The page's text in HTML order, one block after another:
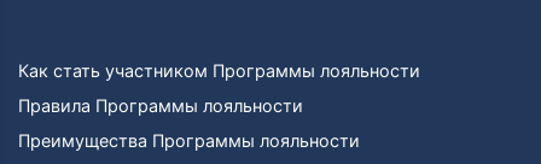
Как стать участником Программы лояльности
Правила Программы лояльности
Преимущества Программы лояльности